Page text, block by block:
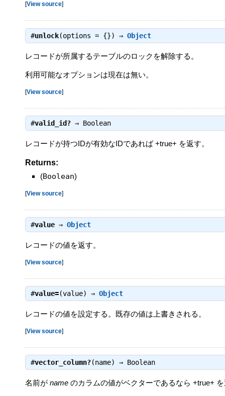
[View source]
#unlock(options = {}) ⇒ Object
レコードが所属するテーブルのロックを解除する。
利用可能なオプションは現在は無い。
[View source]
#valid_id? ⇒ Boolean
レコードが持つIDが有効なIDであれば +true+ を返す。
Returns:
(Boolean)
[View source]
#value ⇒ Object
レコードの値を返す。
[View source]
#value=(value) ⇒ Object
レコードの値を設定する。既存の値は上書きされる。
[View source]
#vector_column?(name) ⇒ Boolean
名前が name のカラムの値がベクターであるなら +true+